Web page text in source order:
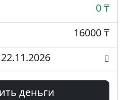
0 ₸
16000 ₸
22.11.2026
деньги